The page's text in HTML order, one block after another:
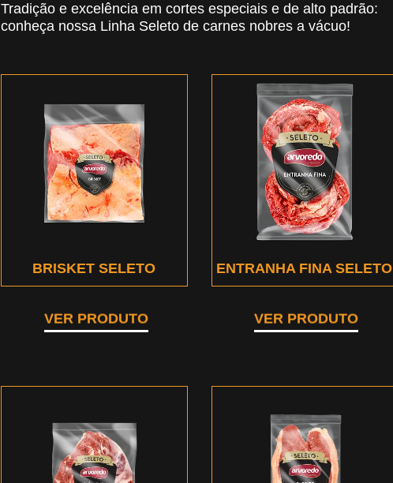
Tradição e excelência em cortes especiais e de alto padrão:
conheça nossa Linha Seleto de carnes nobres a vácuo!
BRISKET SELETO
VER PRODUTO
ENTRANHA FINA SELETO
VER PRODUTO